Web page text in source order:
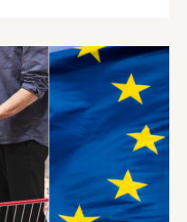
och
innovationer som